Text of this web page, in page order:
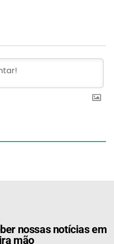
nossas notícias em
mão